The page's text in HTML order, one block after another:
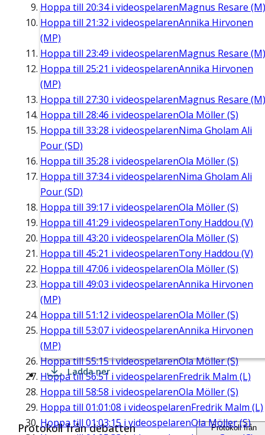
Hoppa till 20:34i videospelarenMagnus Resare (M)
Hoppa till 21:32 i videospelarenAnnika Hirvonen
(MP)
Hoppa till 23:49 i videospelarenMagnus Resare (M)
Hoppa till 25:21 i videospelarenAnnika Hirvonen
(MP)
Hoppa till 27:30 i videospelarenMagnus Resare (M)
Hoppa till 28:46 i videospelarenOla Möller (S)
Hoppa till 33:28 i videospelarenNima Gholam Ali
Pour (SD)
Hoppa till 35:28 i videospelarenOla Möller (S)
Hoppa till 37:34i videospelarenNima Gholam Ali
Pour (SD)
Hoppa till 39:17 i videospelarenOla Möller (S)
Hoppa till 41:29 i videospelarenTony Haddou (V)
Hoppa till 43:20 i videospelarenOla Möller (S)
Hoppa till 45:21 i videospelarenTony Haddou (V)
Hoppa till 47:06 i videospelarenOla Möller (S)
Hoppa till 49:03 i videospelarenAnnika Hirvonen
(MP)
Hoppa till 51:12 i videospelarenOla Möller (S)
Hoppa till 53:07 i videospelarenAnnika Hirvonen
(MP)
Hoppa till55:15i videospelarenOla Möller (S)
Hoppa till56:51 i videospelarenFredrik Malm (L)
Hoppa till 58:58 i videospelarenOla Möller (S)
Hoppa till 01:01:08 i videospelarenFredrik Malm (L)
Hoppa till 01:03:15 i videospelarenOla Möller (S)
Ladda ner
Protokoll från debatten
Protokoll från